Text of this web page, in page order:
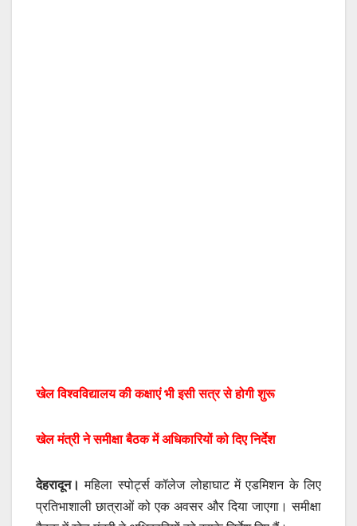
खेल विश्वविद्यालय की कक्षाएं भी इसी सत्र से होगी शुरू
खेल मंत्री ने समीक्षा बैठक में अधिकारियों को दिए निर्देश
देहरादून। महिला स्पोर्ट्स कॉलेज लोहाघाट में एडमिशन के लिए
प्रतिभाशाली छात्राओं को एक अवसर और दिया जाएगा। समीक्षा